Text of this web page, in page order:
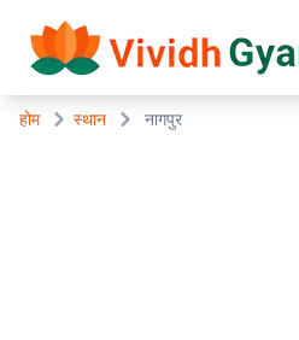
होम स्थान नागपुर